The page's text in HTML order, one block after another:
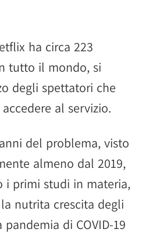
ha circa 223
tutto il mondo, si
degli spettatori che
al servizio.
del problema, visto
almeno dal 2019,
i primi studi in materia,
nutrita crescita degli
di COVID-19